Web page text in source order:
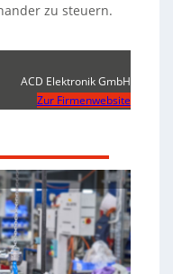
zu steuern.
ACD Elektronik GmbH
Zur Firmenwebsite